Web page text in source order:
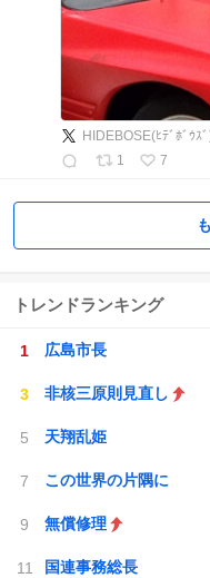
1
7
トレンドランキング
広島市長
非核三原則見直し
天翔乱姫
この世界の片隅に
無償修理
国連事務総長